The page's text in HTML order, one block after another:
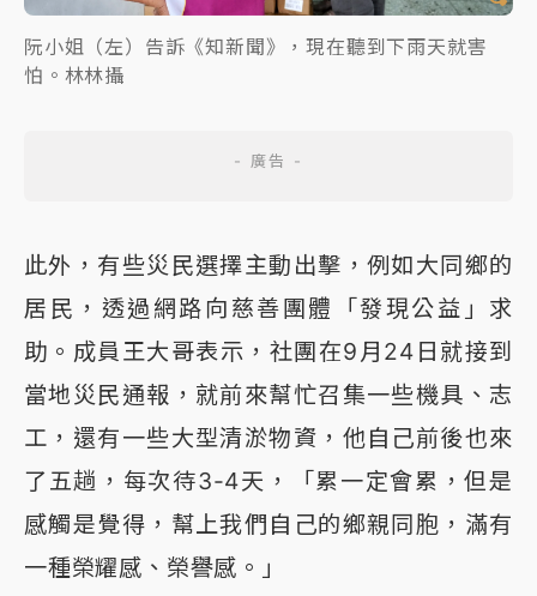
阮小姐（左）告訴《知新聞》，現在聽到下雨天就害
怕。林林攝
此外，有些災民選擇主動出擊，例如大同鄉的
居民，透過網路向慈善團體「發現公益」求
助。成員王大哥表示，社團在9月24日就接到
當地災民通報，就前來幫忙召集一些機具、志
工，還有一些大型清淤物資，他自己前後也來
了五趟，每次待3-4天，「累一定會累，但是
感觸是覺得，幫上我們自己的鄉親同胞，滿有
一種榮耀感、榮譽感。」